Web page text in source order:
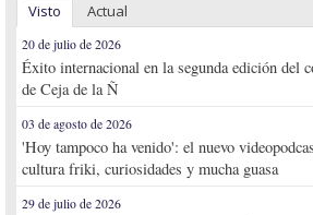
Visto Actual
20 de julio de 2026
Éxito internacional en la segunda edición del
de Ceja de la Ñ
03 de agosto de 2026
'Hoy tampoco ha venido': el nuevo
cultura friki, curiosidades y mucha guasa
29 de julio de 2026